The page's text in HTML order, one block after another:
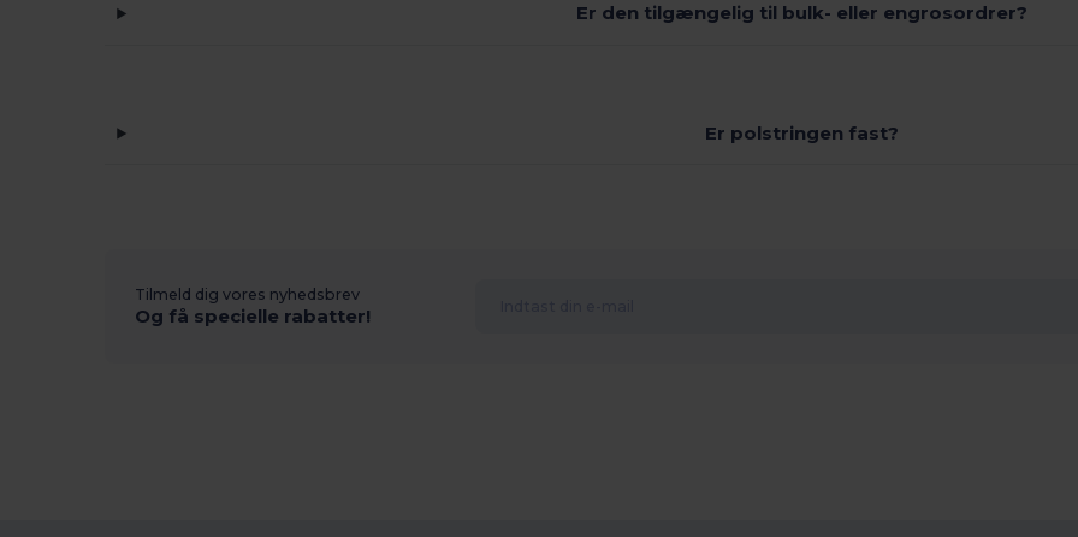
Er den tilgængelig til bulk- eller engrosordrer?
Er polstringen fast?
Tilmeld dig vores nyhedsbrev
Og få specielle rabatter!